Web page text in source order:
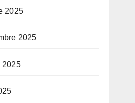
2025
2025
2025